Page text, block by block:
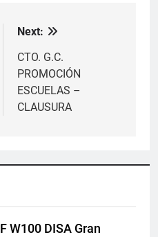
Next:
CTO. G.C.
PROMOCIÓN
ESCUELAS –
CLAUSURA
W100 DISA Gran